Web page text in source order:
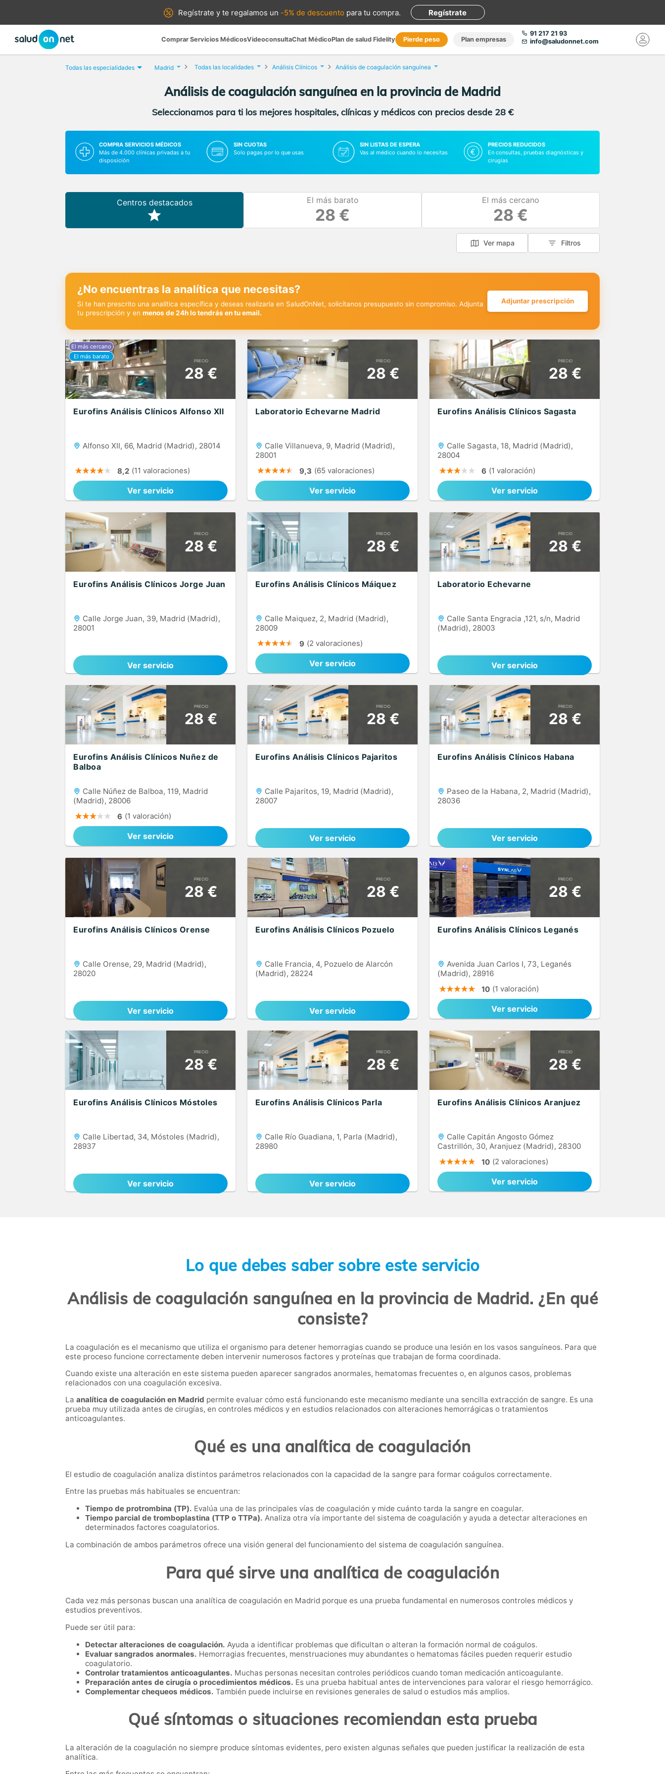
Regístrate yte regalamos un -5% de descuento para tu compra. Regístrate
Comprar Servicios MédicosVideoconsultaChat MédicoPlan de salud Fidelity Pierde peso Plan empresas
91 217 21 93
info@saludonnet.com
Todas las especialidades Madrid Todas las localidades Análisis Clínicos Análisis de coagulación sanguínea
Análisis de coagulación sanguínea en la provincia de Madrid
Seleccionamos para ti los mejores hospitales, clínicas y médicos con precios desde 28 €
COMPRA SERVICIOS MÉDICOS
Más de 4.000 clínicas privadas a tu
disposición
SIN CUOTAS
Solo pagas por lo que usas
SIN LISTAS DE ESPERA
Vas al médico cuando lo necesitas
PRECIOS REDUCIDOS
En consultas, pruebas diagnósticas y
cirugías
Centros destacados El más barato
28 €
El más cercano
28 €
Ver mapa Filtros
¿No encuentras la analítica que necesitas?
Si te han prescrito una analítica específica y deseas realizarla en SaludOnNet, solicítanos presupuesto sin compromiso. Adjunta
tu prescripción y en menos de 24h lo tendrás en tu email.
Adjuntar prescripción
PRECIO
28 €
Eurofins Análisis Clínicos Alfonso XII
Alfonso XII, 66, Madrid (Madrid), 28014
8,2 (11 valoraciones)
Ver servicio
PRECIO
28 €
Laboratorio Echevarne Madrid
Calle Villanueva, 9, Madrid (Madrid),
28001
9,3 (65 valoraciones)
Ver servicio
PRECIO
28 €
Eurofins Análisis Clínicos Sagasta
Calle Sagasta, 18, Madrid (Madrid),
28004
6 (1 valoración)
Ver servicio
PRECIO
28 €
Eurofins Análisis Clínicos Jorge Juan
Calle Jorge Juan, 39, Madrid (Madrid),
28001
Ver servicio
PRECIO
28 €
Eurofins Análisis Clínicos Máiquez
Calle Maiquez, 2, Madrid (Madrid),
28009
9 (2 valoraciones)
Ver servicio
PRECIO
28 €
Laboratorio Echevarne
Calle Santa Engracia ,121, s/n, Madrid
(Madrid), 28003
Ver servicio
PRECIO
28 €
Eurofins Análisis Clínicos Nuñez de
Balboa
Calle Núñez de Balboa, 119, Madrid
(Madrid), 28006
6 (1 valoración)
Ver servicio
PRECIO
28 €
Eurofins Análisis Clínicos Pajaritos
Calle Pajaritos, 19, Madrid (Madrid),
28007
Ver servicio
PRECIO
28 €
Eurofins Análisis Clínicos Habana
Paseo de la Habana, 2, Madrid (Madrid),
28036
Ver servicio
PRECIO
28 €
Eurofins Análisis Clínicos Orense
Calle Orense, 29, Madrid (Madrid),
28020
Ver servicio
PRECIO
28 €
Eurofins Análisis Clínicos Pozuelo
Calle Francia, 4, Pozuelo de Alarcón
(Madrid), 28224
Ver servicio
PRECIO
28 €
Eurofins Análisis Clínicos Leganés
Avenida Juan Carlos I, 73, Leganés
(Madrid), 28916
10 (1 valoración)
Ver servicio
PRECIO
28 €
Eurofins Análisis Clínicos Móstoles
Calle Libertad, 34, Móstoles (Madrid),
28937
Ver servicio
PRECIO
28 €
Eurofins Análisis Clínicos Parla
Calle Río Guadiana, 1, Parla (Madrid),
28980
Ver servicio
PRECIO
28 €
Eurofins Análisis Clínicos Aranjuez
Calle Capitán Angosto Gómez
Castrillón, 30, Aranjuez (Madrid), 28300
10 (2 valoraciones)
Ver servicio
Lo que debes saber sobre este servicio
Análisis de coagulación sanguínea en la provincia de Madrid. ¿En qué
consiste?
La coagulación es el mecanismo que utiliza el organismo para detener hemorragias cuando se produce una lesión en los vasos sanguíneos. Para que
este proceso funcione correctamente deben intervenir numerosos factores y proteínas que trabajan de forma coordinada.
Cuando existe una alteración en este sistema pueden aparecer sangrados anormales, hematomas frecuentes o, en algunos casos, problemas
relacionados con una coagulación excesiva.
La analítica de coagulación en Madrid permite evaluar cómo está funcionando este mecanismo mediante una sencilla extracción de sangre. Es una
prueba muy utilizada antes de cirugías, en controles médicos y en estudios relacionados con alteraciones hemorrágicas o tratamientos
anticoagulantes.
Qué es una analítica de coagulación
El estudio de coagulación analiza distintos parámetros relacionados con la capacidad de la sangre para formar coágulos correctamente.
Entre las pruebas más habituales se encuentran:
Tiempo de protrombina (TP). Evalúa una de las principales vías de coagulación y mide cuánto tarda la sangre en coagular.
Tiempo parcial de tromboplastina (TTP o TTPa). Analiza otra vía importante del sistema de coagulación y ayuda a detectar alteraciones en
determinados factores coagulatorios.
La combinación de ambos parámetros ofrece una visión general del funcionamiento del sistema de coagulación sanguínea.
Para qué sirve una analítica de coagulación
Cada vez más personas buscan una analítica de coagulación en Madrid porque es una prueba fundamental en numerosos controles médicos y
estudios preventivos.
Puede ser útil para:
Detectar alteraciones de coagulación. Ayuda a identificar problemas que dificultan o alteran la formación normal de coágulos.
Evaluar sangrados anormales. Hemorragias frecuentes, menstruaciones muy abundantes o hematomas fáciles pueden requerir estudio
coagulatorio.
Controlar tratamientos anticoagulantes. Muchas personas necesitan controles periódicos cuando toman medicación anticoagulante.
Preparación antes de cirugía o procedimientos médicos. Es una prueba habitual antes de intervenciones para valorar el riesgo hemorrágico.
Complementar chequeos médicos. También puede incluirse en revisiones generales de salud o estudios más amplios.
Qué síntomas o situaciones recomiendan esta prueba
La alteración de la coagulación no siempre produce síntomas evidentes, pero existen algunas señales que pueden justificar la realización de esta
analítica.